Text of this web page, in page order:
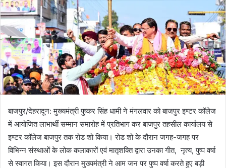
बाजपुर/देहरादून: मुख्यमंत्री पुष्कर सिंह धामी ने मंगलवार को बाजपुर इण्टर कॉलेज
में आयोजित लाभार्थी सम्मान समारोह में प्रतिभाग कर बाजपुर तहसील कार्यालय से
इण्टर कॉलेज बाजपुर तक रोड शो किया। रोड शो के दौरान जगह-जगह पर
विभिन्न संस्थाओं के लोक कलाकारों एवं मातृशक्ति द्वारा उनका गीत, नृत्य, पुष्प वर्षा
से स्वागत किया। इस दौरान मुख्यमंत्री ने आम जन पर पुष्प वर्षा करते हुए बड़ी